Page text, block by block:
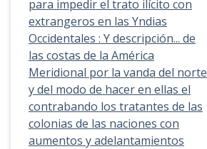
para impedir el trato ilícito con
extrangeros en las Yndias
Occidentales : Y descripción... de
las costas de la América
Meridional por la vanda del norte
y del modo de hacer en ellas el
contrabando los tratantes de las
colonias de las naciones con
aumentos y adelantamientos